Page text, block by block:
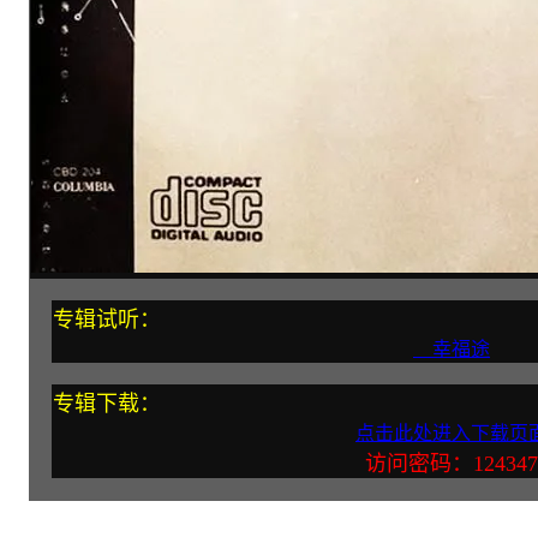
专辑试听：
幸福途
专辑下载：
点击此处进入下载页
访问密码：124347